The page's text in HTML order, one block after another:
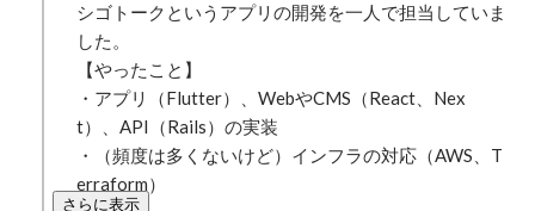
シゴトークというアプリの開発を一人で担当していま
した。
【やったこと】
・アプリ（Flutter）、WebやCMS（React、Nex
t）、API（Rails）の実装
・（頻度は多くないけど）インフラの対応（AWS、T
erraform）
さらに表示